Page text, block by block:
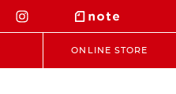
ONLINE STORE